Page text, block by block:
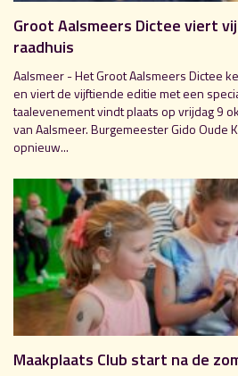
Groot Aalsmeers Dictee viert
raadhuis
Aalsmeer - Het Groot Aalsmeers Dictee
en viert de vijftiende editie met een
taalevenement vindt plaats op vrijdag 9
van Aalsmeer. Burgemeester Gido Oude
opnieuw...
Maakplaats Club start na de